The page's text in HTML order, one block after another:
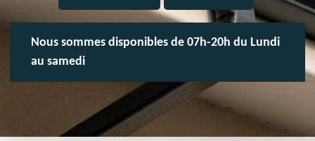
Nous sommes disponibles de 07h-20h du Lundi
au samedi